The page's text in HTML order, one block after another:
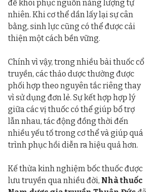
để khôi phục nguồn năng lượng tự
nhiên. Khi cơ thể dần lấy lại sự cân
bằng, sinh lực cũng có thể được cải
thiện một cách bền vững.
Chính vì vậy, trong nhiều bài thuốc cổ
truyền, các thảo dược thường được
phối hợp theo nguyên tắc riêng thay
vì sử dụng đơn lẻ. Sự kết hợp hợp lý
giữa các vị thuốc có thể giúp bổ trợ
lẫn nhau, tác động đồng thời đến
nhiều yếu tố trong cơ thể và giúp quá
trình phục hồi diễn ra hiệu quả hơn.
Kế thừa kinh nghiệm bốc thuốc được
lưu truyền qua nhiều đời, Nhà thuốc